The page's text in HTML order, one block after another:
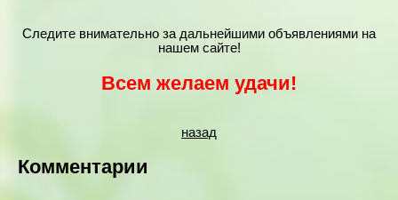
Следите внимательно за дальнейшими объявлениями на
нашем сайте!
Всем желаем удачи!
назад
Комментарии